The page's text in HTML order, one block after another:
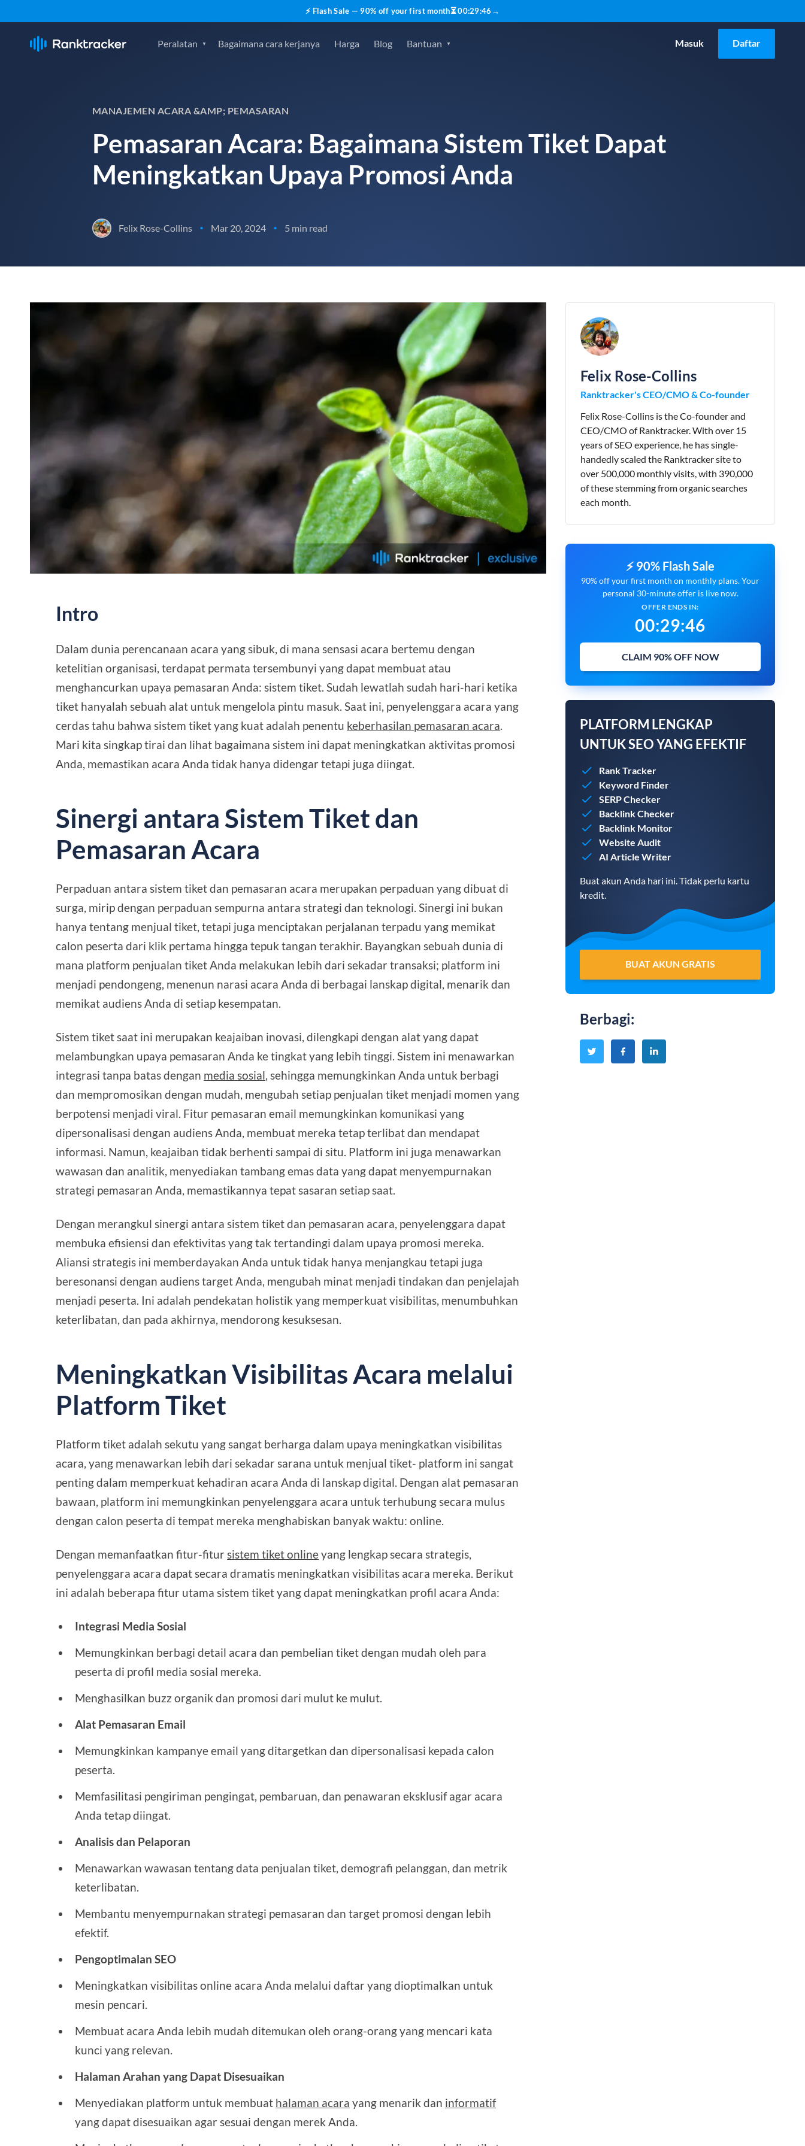
⚡ Flash Sale — 90% off your first month⏳00:29:45 →
Peralatan Bagaimana cara kerjanya Harga Blog Bantuan Masuk Daftar
MANAJEMEN ACARA &AMP; PEMASARAN
Pemasaran Acara: Bagaimana Sistem Tiket Dapat
Meningkatkan Upaya Promosi Anda
Felix Rose-Collins • Mar 20, 2024 • 5 min read
Intro
Dalam dunia perencanaan acara yang sibuk, di mana sensasi acara bertemu dengan
ketelitian organisasi, terdapat permata tersembunyi yang dapat membuat atau
menghancurkan upaya pemasaran Anda: sistem tiket. Sudah lewatlah sudah hari-hari ketika
tiket hanyalah sebuah alat untuk mengelola pintu masuk. Saat ini, penyelenggara acara yang
cerdas tahu bahwa sistem tiket yang kuat adalah penentu keberhasilan pemasaran acara
Mari kita singkap tirai dan lihat bagaimana sistem ini dapat meningkatkan aktivitas promosi
Anda, memastikan acara Anda tidak hanya didengar tetapi juga diingat.
Sinergi antara Sistem Tiket dan
Pemasaran Acara
Perpaduan antara sistem tiket dan pemasaran acara merupakan perpaduan yang dibuat di
surga, mirip dengan perpaduan sempurna antara strategi dan teknologi. Sinergi ini bukan
hanya tentang menjual tiket, tetapi juga menciptakan perjalanan terpadu yang memikat
calon peserta dari klik pertama hingga tepuk tangan terakhir. Bayangkan sebuah dunia di
mana platform penjualan tiket Anda melakukan lebih dari sekadar transaksi; platform ini
menjadi pendongeng, menenun narasi acara Anda di berbagai lanskap digital, menarik dan
memikat audiens Anda di setiap kesempatan.
Sistem tiket saat ini merupakan keajaiban inovasi, dilengkapi dengan alat yang dapat
melambungkan upaya pemasaran Anda ke tingkat yang lebih tinggi. Sistem ini menawarkan
integrasi tanpa batas dengan media sosial , sehingga memungkinkan Anda untuk berbagi
dan mempromosikan dengan mudah, mengubah setiap penjualan tiket menjadi momen yang
berpotensi menjadi viral. Fitur pemasaran email memungkinkan komunikasi yang
dipersonalisasi dengan audiens Anda, membuat mereka tetap terlibat dan mendapat
informasi. Namun, keajaiban tidak berhenti sampai di situ. Platform ini juga menawarkan
wawasan dan analitik, menyediakan tambang emas data yang dapat menyempurnakan
strategi pemasaran Anda, memastikannya tepat sasaran setiap saat.
Dengan merangkul sinergi antara sistem tiket dan pemasaran acara, penyelenggara dapat
membuka efisiensi dan efektivitas yang tak tertandingi dalam upaya promosi mereka.
Aliansi strategis ini memberdayakan Anda untuk tidak hanya menjangkau tetapi juga
beresonansi dengan audiens target Anda, mengubah minat menjadi tindakan dan penjelajah
menjadi peserta. Ini adalah pendekatan holistik yang memperkuat visibilitas, menumbuhkan
keterlibatan, dan pada akhirnya, mendorong kesuksesan.
Meningkatkan Visibilitas Acara melalui
Platform Tiket
Platform tiket adalah sekutu yang sangat berharga dalam upaya meningkatkan visibilitas
acara, yang menawarkan lebih dari sekadar sarana untuk menjual tiket- platform ini sangat
penting dalam memperkuat kehadiran acara Anda di lanskap digital. Dengan alat pemasaran
bawaan, platform ini memungkinkan penyelenggara acara untuk terhubung secara mulus
dengan calon peserta di tempat mereka menghabiskan banyak waktu: online.
Dengan memanfaatkan fitur-fitur sistem tiket onlineyang lengkap secara strategis,
penyelenggara acara dapat secara dramatis meningkatkan visibilitas acara mereka. Berikut
ini adalah beberapa fitur utama sistem tiket yang dapat meningkatkan profil acara Anda:
Integrasi Media Sosial
Memungkinkan berbagi detail acara dan pembelian tiket dengan mudah oleh para
peserta di profil media sosial mereka.
Menghasilkan buzz organik dan promosi dari mulut ke mulut.
Alat Pemasaran Email
Memungkinkan kampanye email yang ditargetkan dan dipersonalisasi kepada calon
peserta.
Memfasilitasi pengiriman pengingat, pembaruan, dan penawaran eksklusif agar acara
Anda tetap diingat.
Analisis dan Pelaporan
Menawarkan wawasan tentang data penjualan tiket, demografi pelanggan, dan metrik
keterlibatan.
Membantu menyempurnakan strategi pemasaran dan target promosi dengan lebih
efektif.
Pengoptimalan SEO
Meningkatkan visibilitas online acara Anda melalui daftar yang dioptimalkan untuk
mesin pencari.
Membuat acara Anda lebih mudah ditemukan oleh orang-orang yang mencari kata
kunci yang relevan.
Halaman Arahan yang Dapat Disesuaikan
Menyediakan platform untuk membuat halaman acara yang menarik dan informatif
yang dapat disesuaikan agar sesuai dengan merek Anda.
Felix Rose-Collins
Ranktracker's CEO/CMO & Co-founder
Felix Rose-Collins is the Co-founder and
CEO/CMO of Ranktracker. With over 15
years of SEO experience, he has single-
handedly scaled the Ranktracker site to
over 500,000 monthly visits, with 390,000
of these stemming from organic searches
each month.
⚡ 90% Flash Sale
90% off your first month on monthly plans. Your
personal 30-minute offer is live now.
OFFER ENDS IN:
00:29:45
CLAIM 90% OFF NOW
PLATFORM LENGKAP
UNTUK SEO YANG EFEKTIF
Rank Tracker
Keyword Finder
SERP Checker
Backlink Checker
Backlink Monitor
Website Audit
AI Article Writer
Buat akun Anda hari ini. Tidak perlu kartu
kredit.
BUAT AKUN GRATIS
Berbagi: